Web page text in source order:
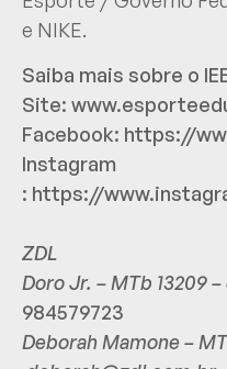
e NIKE.
Saiba mais sobre o
Site:
Facebook: https://
Instagram
: https://
ZDL
Doro Jr. – MTb 13209 –
984579723
Deborah Mamone –